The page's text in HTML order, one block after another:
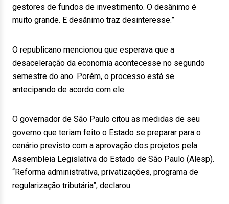
gestores de fundos de investimento. O desânimo é
muito grande. E desânimo traz desinteresse.”
O republicano mencionou que esperava que a
desaceleração da economia acontecesse no segundo
semestre do ano. Porém, o processo está se
antecipando de acordo com ele.
O governador de São Paulo citou as medidas de seu
governo que teriam feito o Estado se preparar para o
cenário previsto com a aprovação dos projetos pela
Assembleia Legislativa do Estado de São Paulo (Alesp).
“Reforma administrativa, privatizações, programa de
regularização tributária”, declarou.